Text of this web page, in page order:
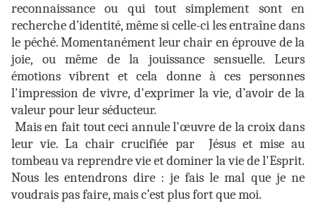
reconnaissance ou qui tout simplement sont en
recherche d’identité, même si celle-ci les entraîne dans
le péché. Momentanément leur chair en éprouve de la
joie, ou même de la jouissance sensuelle. Leurs
émotions vibrent et cela donne à ces personnes
l'impression de vivre, d'exprimer la vie, d’avoir de la
valeur pour leur séducteur.
Mais en fait tout ceci annule l'œuvre de la croix dans
leur vie. La chair crucifiée par Jésus et mise au
tombeau va reprendre vie et dominer la vie de l'Esprit.
Nous les entendrons dire : je fais le mal que je ne
voudrais pas faire, mais c’est plus fort que moi.